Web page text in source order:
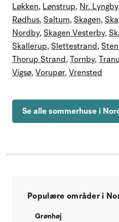
Løkken, Lønstrup, Nr. Lyngby
Rødhus,Saltum,Skagen,
Nordby,Skagen Vesterby,
Skallerup,Slettestrand,
Thorup Strand,Tornby,
Vigsø,Vorupør,Vrensted
Se alle sommerhuse i
Populære områder i
Grønhøj